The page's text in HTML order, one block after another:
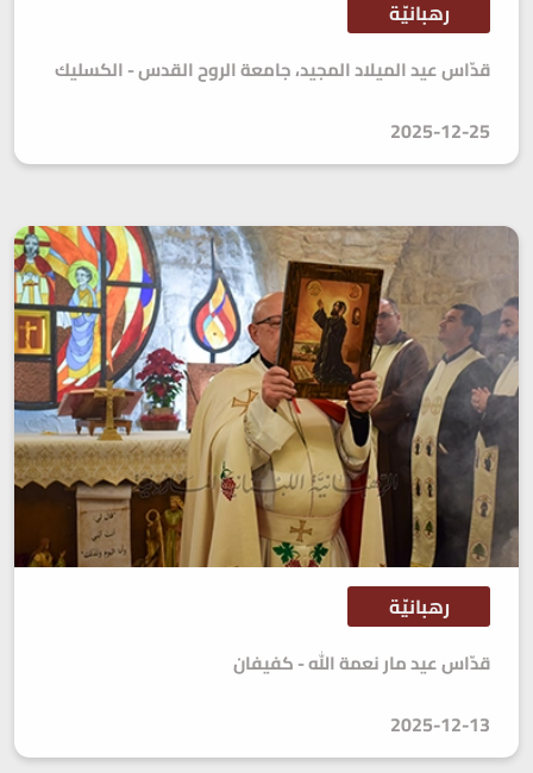
رهبانيّة
قدّاس عيد الميلاد المجيد، جامعة الروح القدس - الكسليك
2025-12-25
رهبانيّة
قدّاس عيد مار نعمة الله - كفيفان
2025-12-13